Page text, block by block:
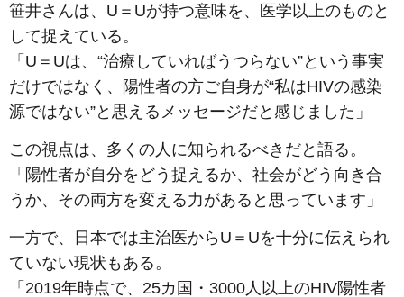
笹井さんは、U＝Uが持つ意味を、医学以上のものと
して捉えている。
「U＝Uは、“治療していればうつらない”という事実
だけではなく、陽性者の方ご自身が“私はHIVの感染
源ではない”と思えるメッセージだと感じました」
この視点は、多くの人に知られるべきだと語る。
「陽性者が自分をどう捉えるか、社会がどう向き合
うか、その両方を変える力があると思っています」
一方で、日本では主治医からU＝Uを十分に伝えられ
ていない現状もある。
「2019年時点で、25カ国・3000人以上のHIV陽性者